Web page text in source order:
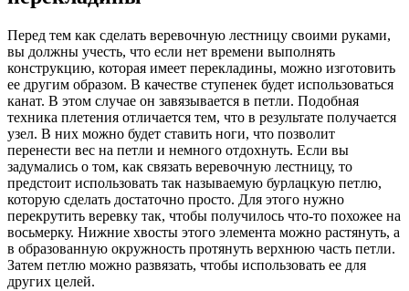
Перед тем как сделать веревочную лестницу своими руками,
вы должны учесть, что если нет времени выполнять
конструкцию, которая имеет перекладины, можно изготовить
ее другим образом. В качестве ступенек будет использоваться
канат. В этом случае он завязывается в петли. Подобная
техника плетения отличается тем, что в результате получается
узел. В них можно будет ставить ноги, что позволит
перенести вес на петли и немного отдохнуть. Если вы
задумались о том, как связать веревочную лестницу, то
предстоит использовать так называемую бурлацкую петлю,
которую сделать достаточно просто. Для этого нужно
перекрутить веревку так, чтобы получилось что-то похожее на
восьмерку. Нижние хвосты этого элемента можно растянуть, а
в образованную окружность протянуть верхнюю часть петли.
Затем петлю можно развязать, чтобы использовать ее для
других целей.